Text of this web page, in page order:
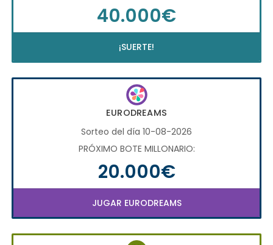
40.000€
¡SUERTE!
EURODREAMS
Sorteo del día 10-08-2026
PRÓXIMO BOTE MILLONARIO:
20.000€
JUGAR EURODREAMS